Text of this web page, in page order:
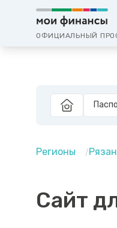
ОФИЦИАЛЬНЫЙ
Регионы
Сайт